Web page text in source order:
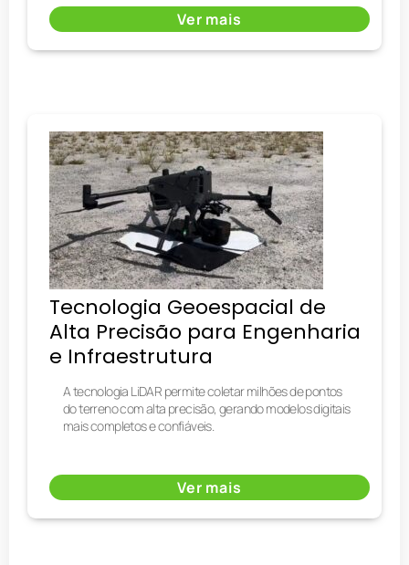
Ver mais
Tecnologia Geoespacial de
Alta Precisão para Engenharia
e Infraestrutura
A tecnologia LiDAR permite coletar milhões de pontos
do terreno com alta precisão, gerando modelos digitais
mais completos e confiáveis.
Ver mais